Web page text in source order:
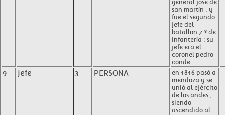
general josé de
san martín , y
fue el segundo
jefe del
batallón 7.º de
infantería ; su
jefe era el
coronel pedro
conde .
9 jefe 3 PERSONA
en 1816 pasó a
mendoza y se
unió al ejército
de los andes ,
siendo
ascendido al